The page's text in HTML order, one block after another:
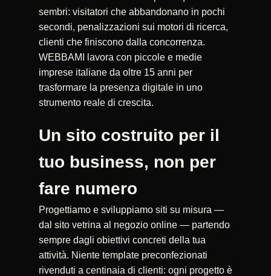
sembri: visitatori che abbandonano in pochi
secondi, penalizzazioni sui motori di ricerca,
clienti che finiscono dalla concorrenza.
WEBBAMI lavora con piccole e medie
imprese italiane da oltre 15 anni per
trasformare la presenza digitale in uno
strumento reale di crescita.
Un sito costruito per il
tuo business, non per
fare numero
Progettiamo e sviluppiamo siti su misura —
dal sito vetrina al negozio online — partendo
sempre dagli obiettivi concreti della tua
attività. Niente template preconfezionati
rivenduti a centinaia di clienti: ogni progetto è